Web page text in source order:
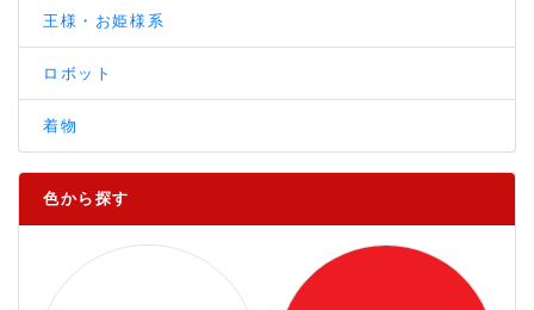
王様・お姫様系
ロボット
着物
色から探す